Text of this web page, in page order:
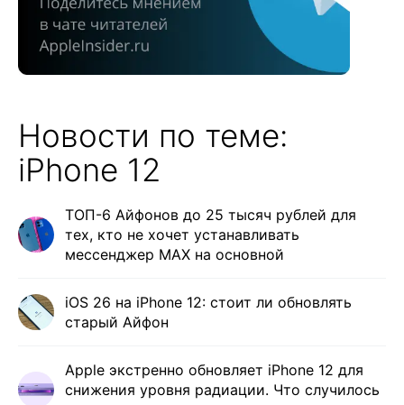
Новости по теме:
iPhone 12
ТОП-6 Айфонов до 25 тысяч рублей для
тех, кто не хочет устанавливать
мессенджер MAX на основной
iOS 26 на iPhone 12: стоит ли обновлять
старый Айфон
Apple экстренно обновляет iPhone 12 для
снижения уровня радиации. Что случилось